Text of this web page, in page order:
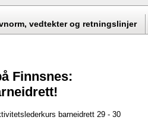
vedtekter og retningslinjer
Finnsnes:
barneidrett 29 - 30